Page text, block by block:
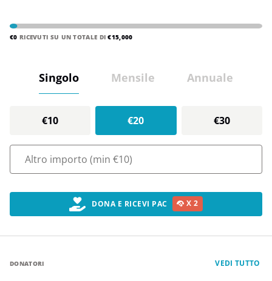
€0 RICEVUTI SU UN TOTALE DI€15,000
Singolo Mensile Annuale
€10 €20 €30
DONA E RICEVI PAC X 2
DONATORI VEDI TUTTO